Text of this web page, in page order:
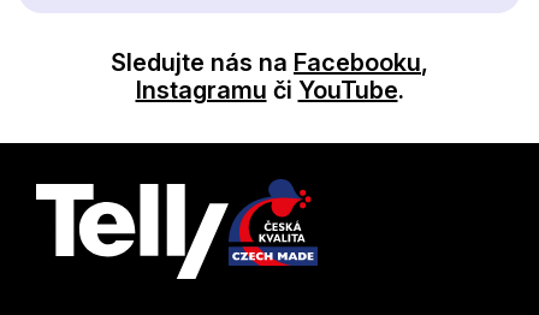
Sledujte nás na Facebooku,
Instagramu či YouTube.